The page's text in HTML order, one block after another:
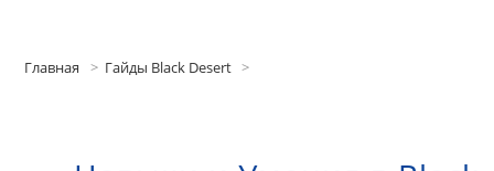
Главная Гайды Black Desert